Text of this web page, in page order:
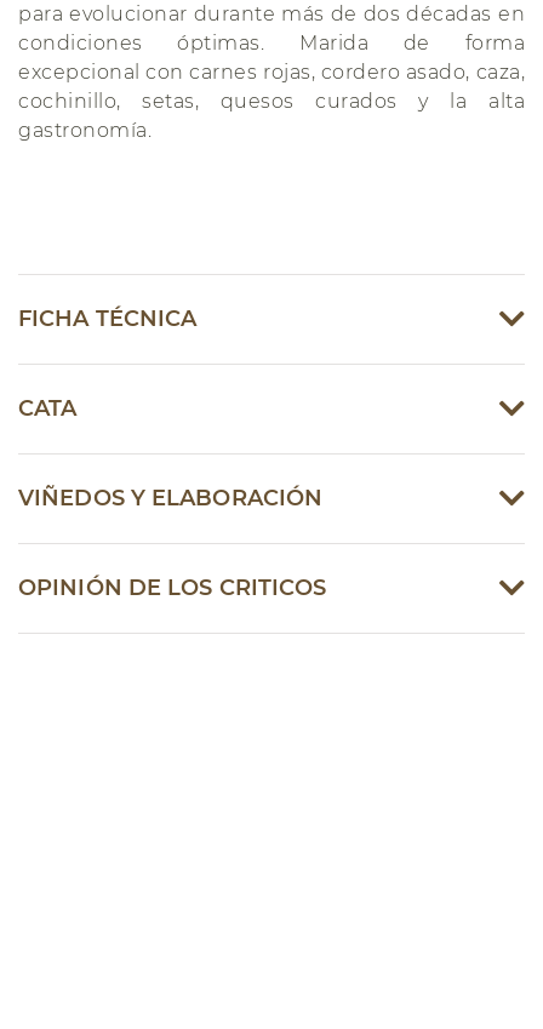
para evolucionar durante más de dos décadas en
condiciones óptimas. Marida de forma
excepcional con carnes rojas, cordero asado, caza,
cochinillo, setas, quesos curados y la alta
gastronomía.
FICHA TÉCNICA
CATA
VIÑEDOS Y ELABORACIÓN
OPINIÓN DE LOS CRITICOS